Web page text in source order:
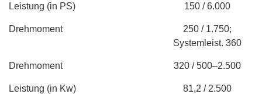
Leistung (in PS) 150 / 6.000
Drehmoment
250 / 1.750;
Systemleist. 360
Drehmoment 320 / 500–2.500
Leistung (in Kw) 81,2 / 2.500